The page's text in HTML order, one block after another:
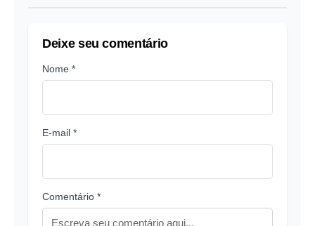
Deixe seu comentário
Nome *
E-mail *
Comentário *